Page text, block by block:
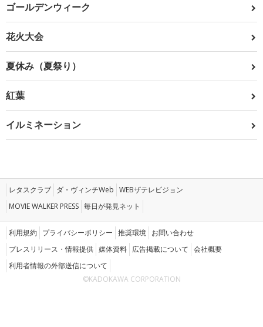
ゴールデンウィーク
花火大会
夏休み（夏祭り）
紅葉
イルミネーション
レタスクラブ ダ・ヴィンチWeb WEBザテレビジョン
MOVIE WALKER PRESS 毎日が発見ネット
利用規約 プライバシーポリシー 推奨環境 お問い合わせ
プレスリリース・情報提供 媒体資料 広告掲載について 会社概要
利用者情報の外部送信について
©KADOKAWA CORPORATION